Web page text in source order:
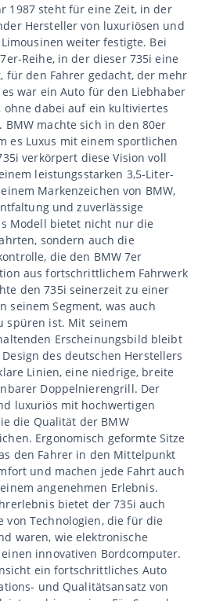
1987 steht für eine Zeit, in der
Hersteller von luxuriösen und
weiter festigte. Bei
Reihe, in der dieser 735i eine
für den Fahrer gedacht, der mehr
war ein Auto für den Liebhaber
ohne dabei auf ein kultiviertes
machte sich in den 80er
es Luxus mit einem sportlichen
verkörpert diese Vision voll
leistungsstarken 3,5-Liter-
Markenzeichen von BMW,
und zuverlässige
Modell bietet nicht nur die
sondern auch die
die den BMW 7er
aus fortschrittlichem Fahrwerk
den 735i seinerzeit zu einer
seinem Segment, was auch
spüren ist. Mit seinem
Erscheinungsbild bleibt
des deutschen Herstellers
Linien, eine niedrige, breite
Doppelnierengrill. Der
luxuriös mit hochwertigen
die Qualität der BMW
Ergonomisch geformte Sitze
den Fahrer in den Mittelpunkt
und machen jede Fahrt auch
angenehmen Erlebnis.
bietet der 735i auch
von Technologien, die für die
waren, wie elektronische
innovativen Bordcomputer.
ein fortschrittliches Auto
und Qualitätsansatz von